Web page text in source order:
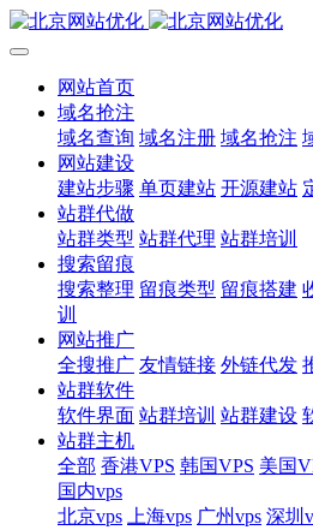
网站首页
域名抢注
域名查询 域名注册 域名抢注
网站建设
建站步骤 单页建站 开源建站
站群代做
站群类型 站群代理 站群培训
搜索留痕
搜索整理 留痕类型 留痕搭建
训
网站推广
全搜推广 友情链接 外链代发
站群软件
软件界面 站群培训 站群建设
站群主机
全部 香港VPS 韩国VPS 美国
国内vps
北京vps
上海vps 广州vps 深圳